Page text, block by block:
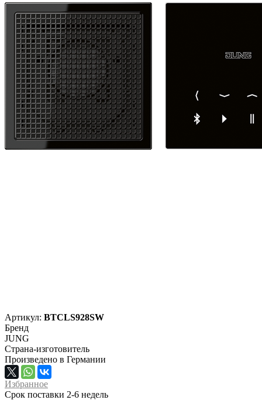
Артикул: BTCLS928SW
Бренд
JUNG
Страна-изготовитель
Произведено в Германии
Избранное
Срок поставки 2-6 недель